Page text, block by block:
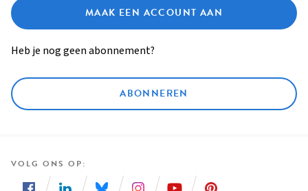
MAAK EEN ACCOUNT AAN
Heb je nog geen abonnement?
ABONNEREN
VOLG ONS OP